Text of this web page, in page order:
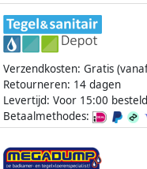
Verzendkosten: Gratis
Retourneren: 14 dagen
Levertijd: Voor 15:00
Betaalmethodes: